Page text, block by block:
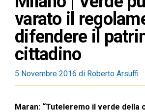
varato il
difendere il
cittadino
5 Novembre 2016 di Roberto Arsuffi
Maran: “Tuteleremo il verde della